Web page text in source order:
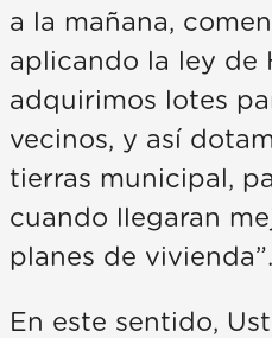
a la mañana,
aplicando la ley de
adquirimos lotes
vecinos, y así
tierras municipal,
cuando llegaran
planes de vivienda”.
En este sentido,